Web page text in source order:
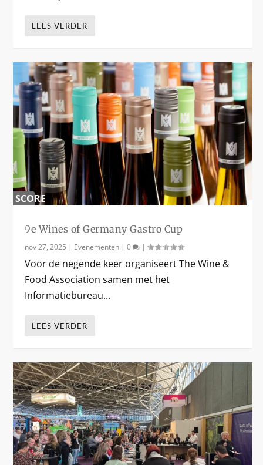
LEES VERDER
SCORE
%
9e Wines of Germany Gastro Cup
nov 27, 2025 | Evenementen |0 |
Voor de negende keer organiseert The Wine &
Food Association samen met het
Informatiebureau...
LEES VERDER